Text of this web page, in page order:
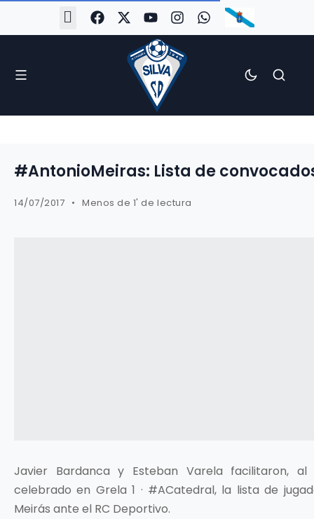
#AntonioMeiras: Lista de
14/07/2017 Menos de 1' de lectura
Javier Bardanca y Esteban Varela facilitaron,
celebrado en Grela 1 · #ACatedral, la lista de
Meirás ante el RC Deportivo.